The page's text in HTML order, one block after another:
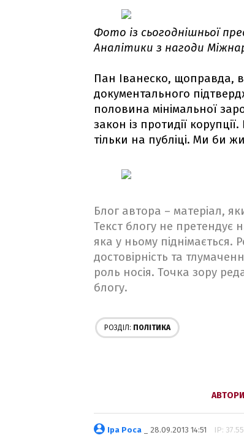
Фото із сьогоднішньої
Аналітики з нагоди
Пан Іванеско, щоправда,
документального
половина мінімальної
закон із протидії
тільки на публіці. Ми би
Блог автора – матеріал,
Текст блогу не претендує
яка у ньому піднімається.
достовірність та
роль носія. Точка зору
блогу.
РОЗДІЛ: ПОЛІТИКА
Ipa Poca _ 28.09.2013 14:51 IP: